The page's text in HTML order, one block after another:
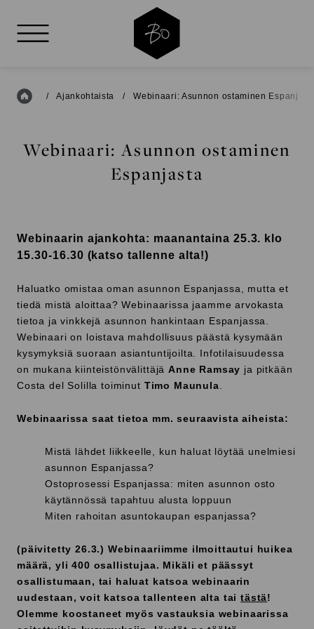
AVAA VALIKKO
Etusivu
/ Ajankohtaista / Webinaari: Asunnon ostaminen
Webinaari: Asunnon ostaminen
Espanjasta
Webinaarin ajankohta: maanantaina 25.3. klo
15.30-16.30 (katso tallenne alta!)
Haluatko omistaa oman asunnon Espanjassa, mutta et
tiedä mistä aloittaa? Webinaarissa jaamme arvokasta
tietoa ja vinkkejä asunnon hankintaan Espanjassa.
Webinaari on loistava mahdollisuus päästä kysymään
kysymyksiä suoraan asiantuntijoilta. Infotilaisuudessa
on mukana kiinteistönvälittäjäAnne Ramsay ja pitkään
Costa del Solilla toiminut Timo Maunula.
Webinaarissa saat tietoa mm. seuraavista aiheista:
Mistä lähdet liikkeelle, kun haluat löytää unelmiesi
asunnon Espanjassa?
Ostoprosessi Espanjassa: miten asunnon osto
käytännössä tapahtuu alusta loppuun
Miten rahoitan asuntokaupan espanjassa?
(päivitetty 26.3.) Webinaariimme ilmoittautui huikea
määrä, yli 400 osallistujaa. Mikäli et päässyt
osallistumaan, tai haluat katsoa webinaarin
uudestaan, voit katsoa tallenteen alta taitästä!
Olemme koostaneet myös vastauksia webinaarissa